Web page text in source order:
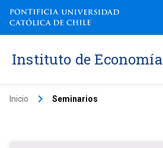
Instituto de Economía
Inicio keyboard_arrow_right Seminarios